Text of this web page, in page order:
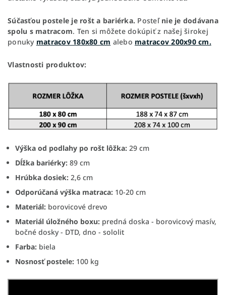
Súčasťou postele je rošt a bariérka. Posteľ nie je dodávana
spolu s matracom. Ten si môžete dokúpiť z našej širokej
ponuky matracov 180x80 cm alebo matracov 200x90 cm.
Vlastnosti produktov:
Výška od podlahy po rošt lôžka: 29 cm
Dĺžka bariérky: 89 cm
Hrúbka dosiek: 2,6 cm
Odporúčaná výška matraca: 10-20 cm
Materiál: borovicové drevo
Materiál úložného boxu: predná doska - borovicový masív,
bočné dosky - DTD, dno - sololit
Farba: biela
Nosnosť postele: 100 kg